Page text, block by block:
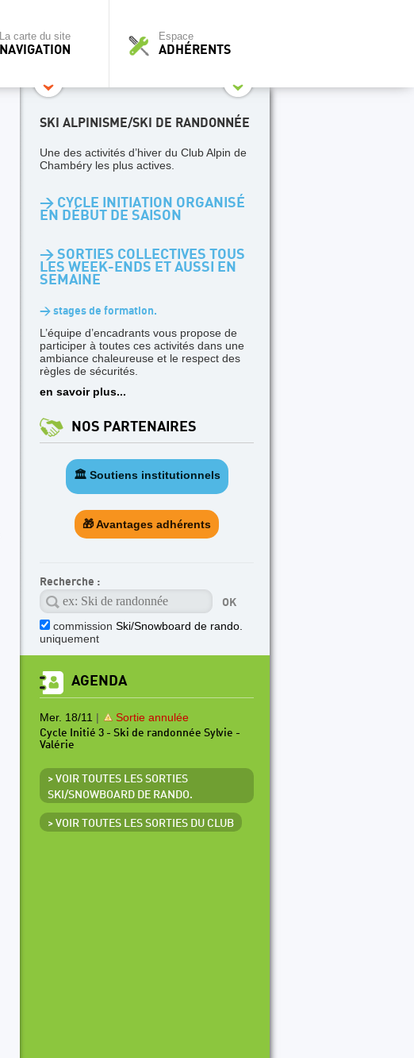
La carte du site
NAVIGATION
Espace
ADHÉRENTS
SKI ALPINISME/SKI DE RANDONNÉE
Une des activités d’hiver du Club Alpin de
Chambéry les plus actives.
> CYCLE INITIATION ORGANISÉ
EN DÉBUT DE SAISON
> SORTIES COLLECTIVES TOUS
LES WEEK-ENDS ET AUSSI EN
SEMAINE
> stages de formation.
L’équipe d’encadrants vous propose de
participer à toutes ces activités dans une
ambiance chaleureuse et le respect des
règles de sécurités.
en savoir plus...
NOS PARTENAIRES
🏛️ Soutiens institutionnels
🎁 Avantages adhérents
Recherche :
commission Ski/Snowboard de rando.
uniquement
AGENDA
Mer. 18/11 | Sortie annulée
Cycle Initié 3 - Ski de randonnée Sylvie -
Valérie
> VOIR TOUTES LES SORTIES
SKI/SNOWBOARD DE RANDO.
> VOIR TOUTES LES SORTIES DU CLUB